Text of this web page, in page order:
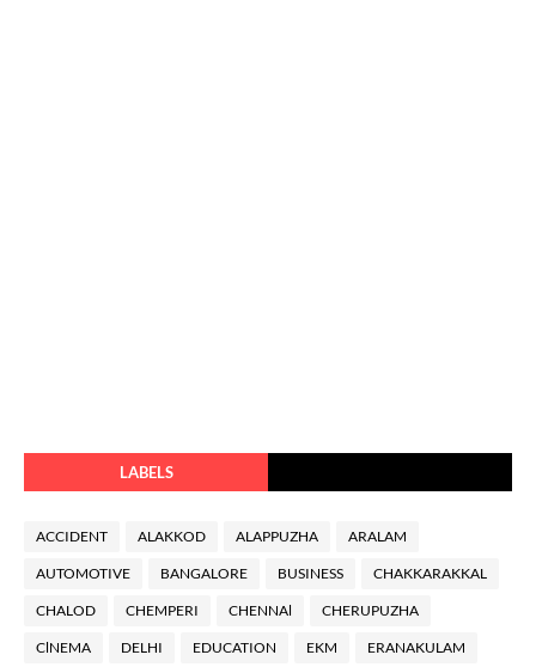
LABELS
ACCIDENT ALAKKOD ALAPPUZHA ARALAM
AUTOMOTIVE BANGALORE BUSINESS CHAKKARAKKAL
CHALOD CHEMPERI CHENNAl CHERUPUZHA
ClNEMA DELHI EDUCATION EKM ERANAKULAM